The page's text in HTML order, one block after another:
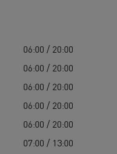
06:00 / 20:00
06:00 / 20:00
06:00 / 20:00
06:00 / 20:00
06:00 / 20:00
07:00 / 13:00